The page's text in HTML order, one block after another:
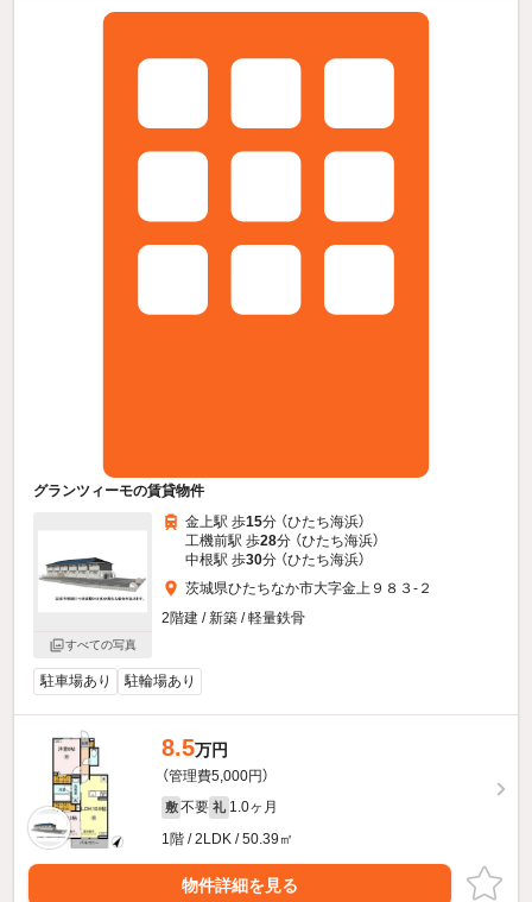
グランツィーモの賃貸物件
すべての写真
金上駅 歩15分 （ひたち海浜）
工機前駅 歩28分 （ひたち海浜）
中根駅 歩30分 （ひたち海浜）
茨城県ひたちなか市大字金上９８３-２
2階建 / 新築 / 軽量鉄骨
駐車場あり 駐輪場あり
8.5万円
（管理費5,000円）
敷 不要 礼 1.0ヶ月
1階 / 2LDK / 50.39㎡
物件詳細を見る